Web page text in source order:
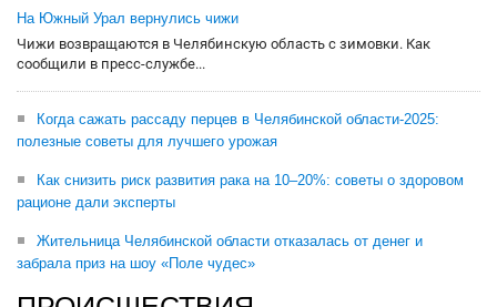
На Южный Урал вернулись чижи
Чижи возвращаются в Челябинскую область с зимовки. Как
сообщили в пресс-службе...
Когда сажать рассаду перцев в Челябинской области-2025:
полезные советы для лучшего урожая
Как снизить риск развития рака на 10–20%: советы о здоровом
рационе дали эксперты
Жительница Челябинской области отказалась от денег и
забрала приз на шоу «Поле чудес»